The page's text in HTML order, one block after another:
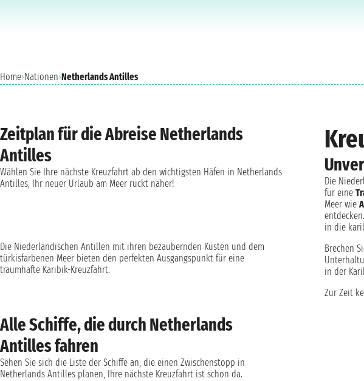
Home›Nationen›Netherlands Antilles
Die
für eine
Meer wie
in die
Brechen
in der
Zur Zeit
Zeitplan für die Abreise Netherlands
Antilles
Wählen Sie Ihre nächste Kreuzfahrt ab den wichtigsten Häfen in Netherlands
Antilles, Ihr neuer Urlaub am Meer rückt näher!
Die Niederländischen Antillen mit ihren bezaubernden Küsten und dem
türkisfarbenen Meer bieten den perfekten Ausgangspunkt für eine
traumhafte Karibik-Kreuzfahrt.
Alle Schiffe, die durch Netherlands
Antilles fahren
Sehen Sie sich die Liste der Schiffe an, die einen Zwischenstopp in
Netherlands Antilles planen, Ihre nächste Kreuzfahrt ist schon da.